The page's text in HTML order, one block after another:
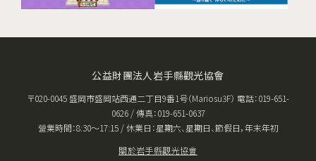
公益財團法人岩手縣觀光協會
〒020-0045 盛岡市盛岡站西通二丁目9番1号（Mariosu3F） 電話：019-651-
0626 / 傳真：019-651-0637
營業時間：8:30〜17:15 / 休業日：星期六、星期日、節假日，年末年初
關於岩手縣觀光協會